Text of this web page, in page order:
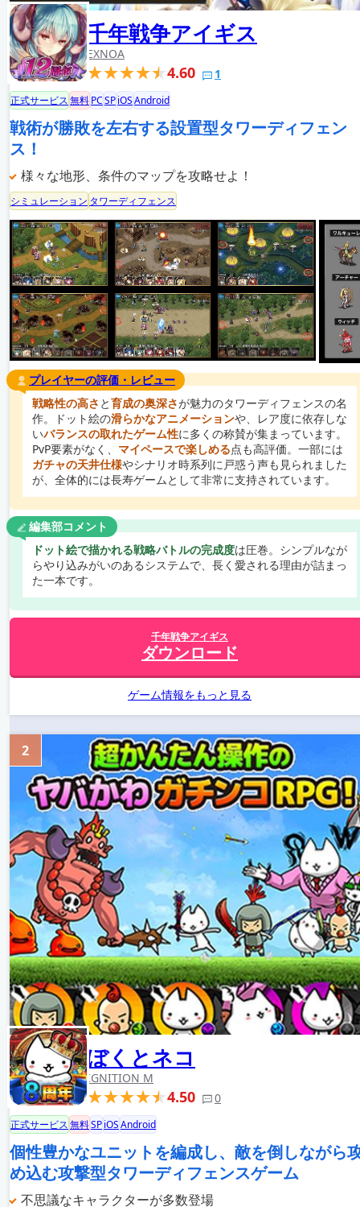
千年戦争アイギス
EXNOA
4.60 1
正式サービス無料PCSPiOSAndroid
戦術が勝敗を左右する設置型タワーディフェン
ス！
様々な地形、条件のマップを攻略せよ！
シミュレーション タワーディフェンス
プレイヤーの評価・レビュー
戦略性の高さ と育成の奥深さが魅力のタワーディフェンスの名
作。ドット絵の滑らかなアニメーションや、レア度に依存しな
いバランスの取れたゲーム性に多くの称賛が集まっています。
PvP要素がなく、 マイペースで楽しめる点も高評価。一部には
ガチャの天井仕様やシナリオ時系列に戸惑う声も見られました
が、全体的には長寿ゲームとして非常に支持されています。
編集部コメント
ドット絵で描かれる戦略バトルの完成度は圧巻。シンプルなが
らやり込みがいのあるシステムで、長く愛される理由が詰まっ
た一本です。
千年戦争アイギス
ダウンロード
ゲーム情報をもっと見る
ぼくとネコ
IGNITION M
4.50 0
2
正式サービス無料SPiOSAndroid
個性豊かなユニットを編成し、敵を倒しながら
め込む攻撃型タワーディフェンスゲーム
不思議なキャラクターが多数登場